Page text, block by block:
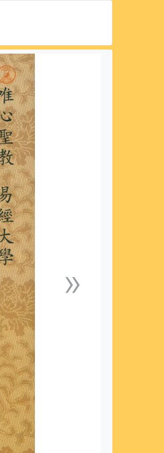
»下一張